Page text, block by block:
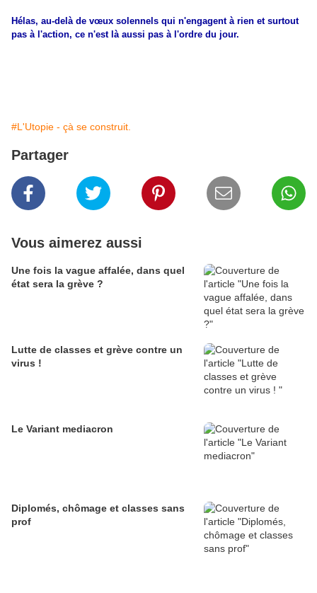
Hélas, au-delà de vœux solennels qui n'engagent à rien et surtout
pas à l'action, ce n'est là aussi pas à l'ordre du jour.
#L'Utopie - çà se construit.
Partager
Vous aimerez aussi
Une fois la vague affalée, dans quel
état sera la grève ?
Lutte de classes et grève contre un
virus !
Le Variant mediacron
Diplomés, chômage et classes sans
prof